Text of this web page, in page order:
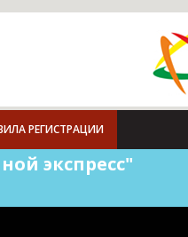
РЕГИСТРАЦИИ
экспресс"